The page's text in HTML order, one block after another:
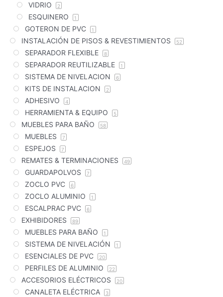
VIDRIO 2
ESQUINERO 1
GOTERON DE PVC 1
INSTALACIÓN DE PISOS & REVESTIMIENTOS 52
SEPARADOR FLEXIBLE 8
SEPARADOR REUTILIZABLE 1
SISTEMA DE NIVELACION 6
KITS DE INSTALACION 2
ADHESIVO 4
HERRAMIENTA & EQUIPO 5
MUEBLES PARA BAÑO 58
MUEBLES 7
ESPEJOS 7
REMATES & TERMINACIONES 49
GUARDAPOLVOS 7
ZOCLO PVC 6
ZOCLO ALUMINIO 1
ESCALPRAC PVC 6
EXHIBIDORES 89
MUEBLES PARA BAÑO 1
SISTEMA DE NIVELACIÓN 1
ESENCIALES DE PVC 20
PERFILES DE ALUMINIO 22
ACCESORIOS ELÉCTRICOS 20
CANALETA ELÉCTRICA 3